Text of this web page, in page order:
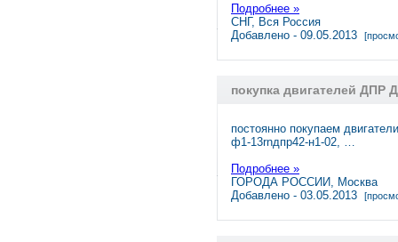
Подробнее »
СНГ, Вся Россия
Добавлено - 09.05.2013
покупка двигателей ДПР
постоянно покупаем
ф1-13rnдпр42-н1-02, …
Подробнее »
ГОРОДА РОССИИ, Москва
Добавлено - 03.05.2013